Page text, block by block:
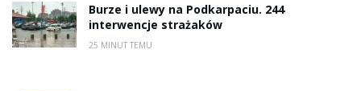
Burze i ulewy na Podkarpaciu. 244
interwencje strażaków
25 MINUT TEMU